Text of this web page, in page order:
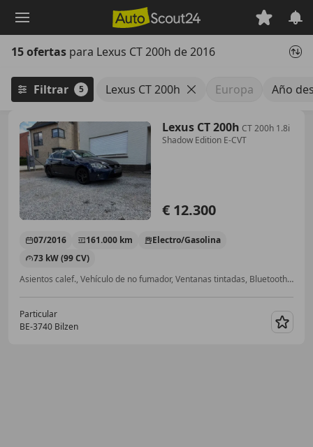
principal
15 ofertas para Lexus CT 200h de 2016
Filtrar 5 Lexus CT 200h Europa Año
Lexus CT 200h CT 200h 1.8i
Shadow Edition E-CVT
€ 12.300
07/2016 161.000 km
Electro/Gasolina
73 kW (99 CV)
Asientos calef., Vehículo de no fumador, Ventanas tintadas, Bluetooth, Sensor de aparcamiento trasero, Libro de mantenimiento, Cámara de aparcamiento, Isofix
Particular
BE-3740 Bilzen